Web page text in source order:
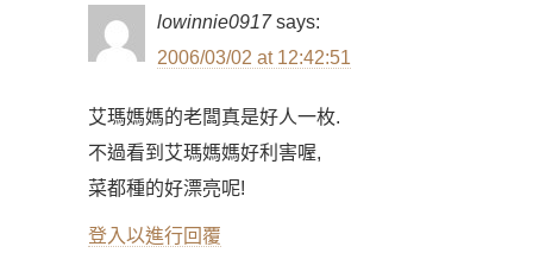
lowinnie0917 says:
2006/03/02 at 12:42:51
艾瑪媽媽的老闆真是好人一枚.
不過看到艾瑪媽媽好利害喔,
菜都種的好漂亮呢!
登入以進行回覆